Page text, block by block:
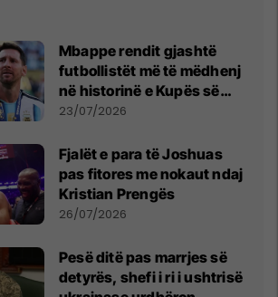
Mbappe rendit gjashtë
futbollistët më të mëdhenj
në historinë e Kupës së
Botës, Messi mbetet i dyti
23/07/2026
Fjalët e para të Joshuas
pas fitores me nokaut ndaj
Kristian Prengës
26/07/2026
Pesë ditë pas marrjes së
detyrës, shefi i ri i ushtrisë